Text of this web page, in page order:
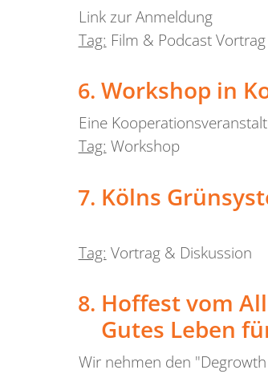
Link zur Anmeldung
Tag: Film & Podcast
Workshop in
Eine
Tag: Workshop
Kölns
Tag: Vortrag & Diskussion
Hoffest vom
Gutes Leben
Wir nehmen den